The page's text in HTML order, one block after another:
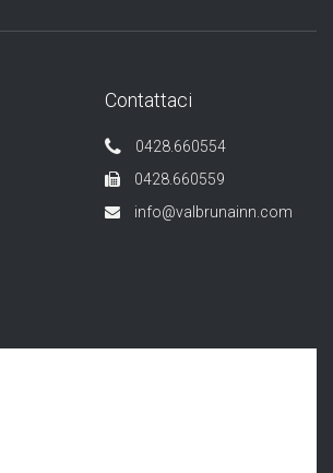
Contattaci
0428.660554
0428.660559
info@valbrunainn.com